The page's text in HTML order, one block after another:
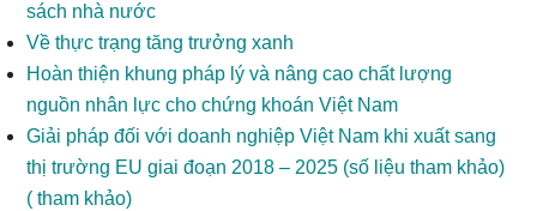
sách nhà nước
Về thực trạng tăng trưởng xanh
Hoàn thiện khung pháp lý và nâng cao chất lượng
nguồn nhân lực cho chứng khoán Việt Nam
Giải pháp đối với doanh nghiệp Việt Nam khi xuất sang
thị trường EU giai đoạn 2018 – 2025 (số liệu tham khảo)
( tham khảo)